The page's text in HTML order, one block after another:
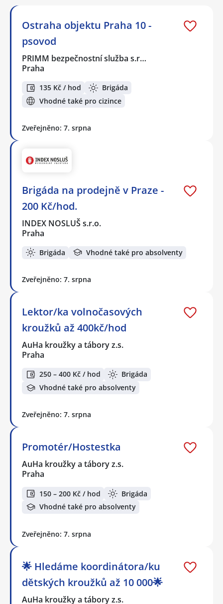
Ostraha objektu Praha 10 -
psovod
PRIMM bezpečnostní služba s.r…
Praha
135 Kč / hod
Brigáda
Vhodné také pro cizince
Zveřejněno: 7. srpna
Brigáda na prodejně v Praze -
200 Kč/hod.
INDEX NOSLUŠ s.r.o.
Praha
Brigáda Vhodné také pro absolventy
Zveřejněno: 7. srpna
Lektor/ka volnočasových
kroužků až 400kč/hod
AuHa kroužky a tábory z.s.
Praha
250 – 400 Kč / hod
Brigáda
Vhodné také pro absolventy
Zveřejněno: 7. srpna
Promotér/Hostestka
AuHa kroužky a tábory z.s.
Praha
150 – 200 Kč / hod
Brigáda
Vhodné také pro absolventy
Zveřejněno: 7. srpna
🌟 Hledáme koordinátora/ku
dětských kroužků až 10 000🌟
AuHa kroužky a tábory z.s.